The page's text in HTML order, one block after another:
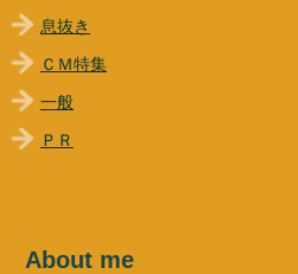
息抜き
ＣＭ特集
一般
ＰＲ
About me